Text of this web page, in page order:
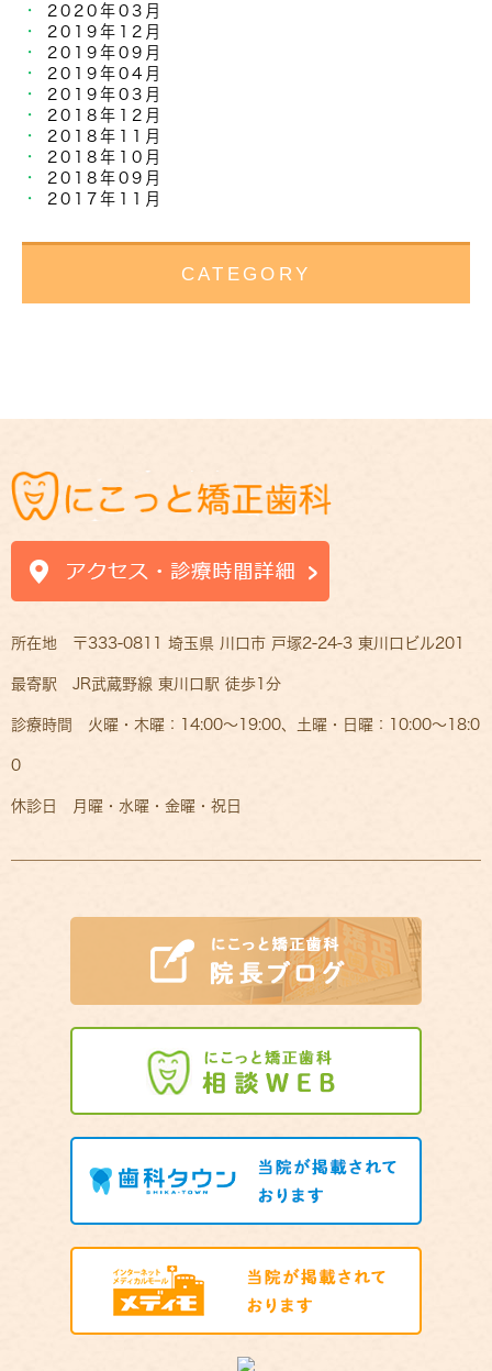
2020年03月
2019年12月
2019年09月
2019年04月
2019年03月
2018年12月
2018年11月
2018年10月
2018年09月
2017年11月
CATEGORY
所在地 〒333-0811 埼玉県 川口市 戸塚2-24-3 東川口ビル201
最寄駅 JR武蔵野線 東川口駅 徒歩1分
診療時間 火曜・木曜：14:00～19:00、土曜・日曜：10:00～18:0
0
休診日 月曜・水曜・金曜・祝日